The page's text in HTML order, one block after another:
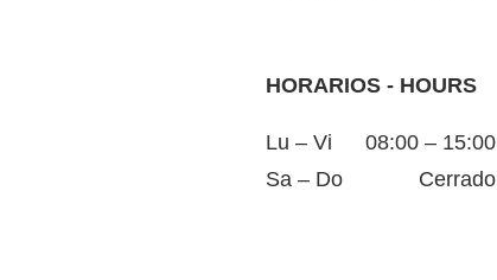
HORARIOS - HOURS
Lu – Vi
08:00 – 15:00
Sa – Do
Cerrado